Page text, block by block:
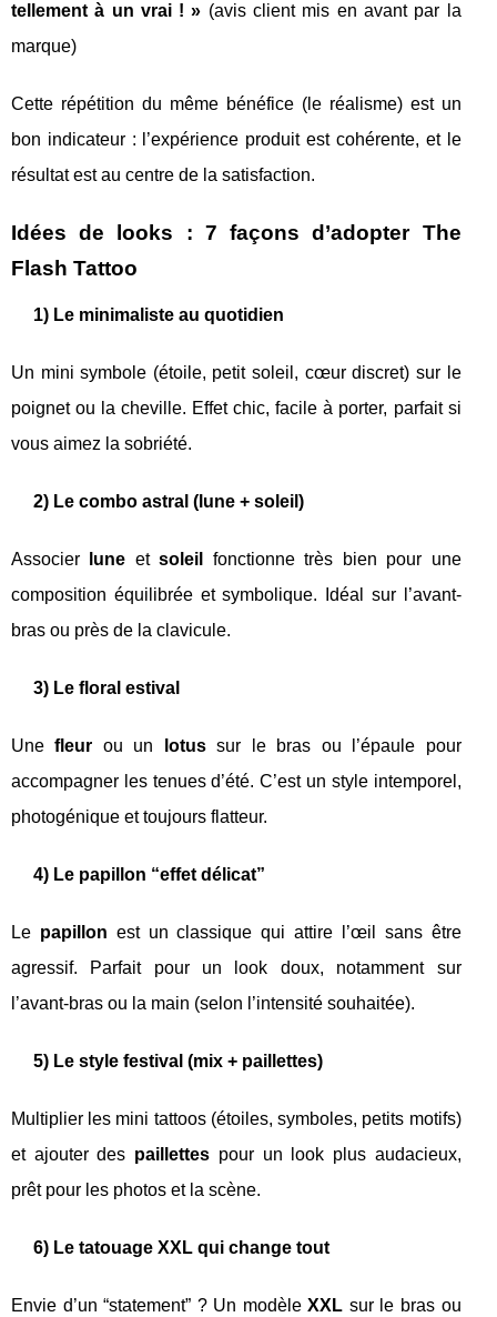
tellement à un vrai ! » (avis client mis en avant par la
marque)
Cette répétition du même bénéfice (le réalisme) est un
bon indicateur : l’expérience produit est cohérente, et le
résultat est au centre de la satisfaction.
Idées de looks : 7 façons d’adopter The
Flash Tattoo
1) Le minimaliste au quotidien
Un mini symbole (étoile, petit soleil, cœur discret) sur le
poignet ou la cheville. Effet chic, facile à porter, parfait si
vous aimez la sobriété.
2) Le combo astral (lune + soleil)
Associer lune etsoleil
fonctionne très bien pour une
composition équilibrée et symbolique. Idéal sur l’avant-
bras ou près de la clavicule.
3) Le floral estival
Unefleur ou un lotussur le bras ou l’épaule pour
accompagner les tenues d’été. C’est un style intemporel,
photogénique et toujours flatteur.
4) Le papillon “effet délicat”
Le papillon est un classique qui attire l’œil sans être
agressif. Parfait pour un look doux, notamment sur
l’avant-bras ou la main (selon l’intensité souhaitée).
5) Le style festival (mix + paillettes)
Multiplier les mini tattoos (étoiles, symboles, petits motifs)
et ajouter des paillettes pour un look plus audacieux,
prêt pour les photos et la scène.
6) Le tatouage XXL qui change tout
Envie d’un “statement” ? Un modèleXXL sur le bras ou